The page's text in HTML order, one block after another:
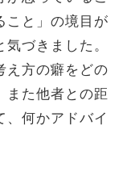
こと」の境目が
づきました。
え方の癖をどの
また他者との距
、何かアドバイ